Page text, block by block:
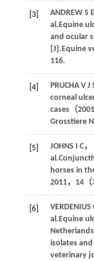
[3] ANDREW S E
al.Equine
and ocular
[J].Equine
116.
[4] PRUCHA V J
corneal
cases（
Grosstiere
[5] JOHNS I C，
al
horses in
2011， 14（
[6] VERDENIUS
al.Equine
isolates
veterinary